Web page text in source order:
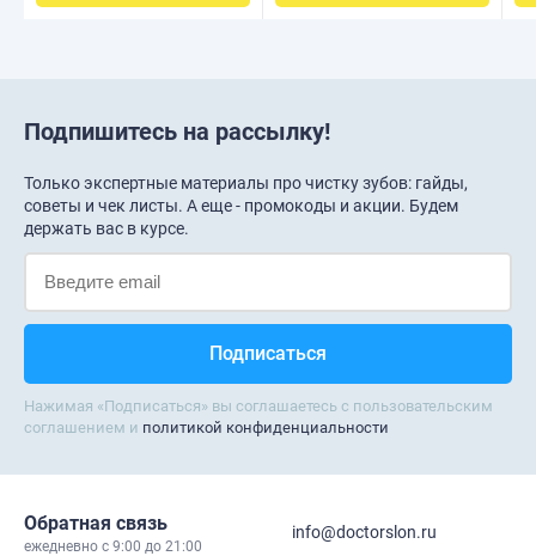
Подпишитесь на рассылку!
Только экспертные материалы про чистку зубов: гайды,
советы и чек листы. А еще - промокоды и акции. Будем
держать вас в курсе.
Нажимая «Подписаться» вы соглашаетесь с пользовательским
соглашением и политикой конфиденциальности
Обратная связь
ежедневно c 9:00 до 21:00
info@doctorslon.ru